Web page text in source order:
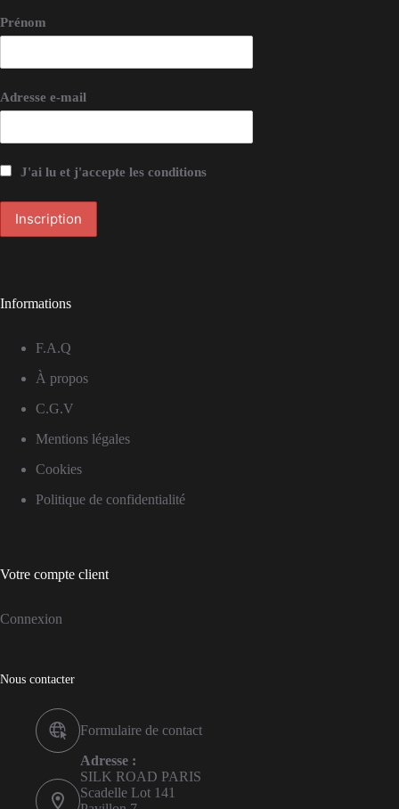
Prénom
Adresse e-mail
J'ai lu et j'accepte les conditions
Informations
F.A.Q
À propos
C.G.V
Mentions légales
Cookies
Politique de confidentialité
Votre compte client
Connexion
Nous contacter
Formulaire de contact
Adresse :
SILK ROAD PARIS
Scadelle Lot 141